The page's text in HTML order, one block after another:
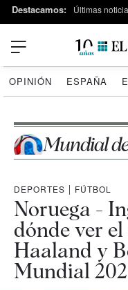
Destacamos: Últimas
OPINIÓN ESPAÑA
Mundial
DEPORTES | FÚTBOL
Noruega -
dónde ver
Haaland y
Mundial